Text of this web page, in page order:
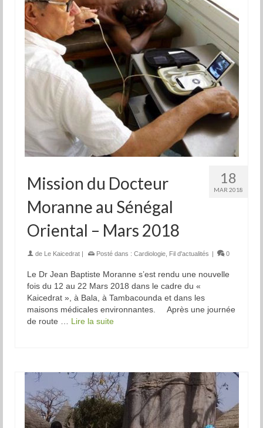
18
MAR 2018
Mission du Docteur
Moranne au Sénégal
Oriental – Mars 2018
de Le Kaicedrat | Posté dans : Cardiologie Fil d'actualités | 0
Le Dr Jean Baptiste Moranne s’est rendu une nouvelle
fois du 12 au 22 Mars 2018 dans le cadre du «
Kaicedrat », à Bala, à Tambacounda et dans les
maisons médicales environnantes. Après une journée
de route … Lire la suite